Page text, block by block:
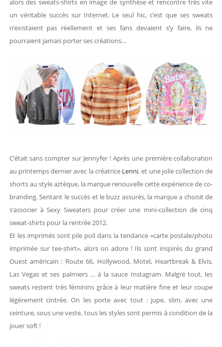
alors des sweats-shirts en image de synthèse et rencontre très vite
un véritable succès sur Internet. Le seul hic, c’est que ses sweats
n’existaient pas réellement et ses fans devaient s’y faire, ils ne
pourraient jamais porter ses créations…
C’était sans compter sur Jennyfer ! Après une première collaboration
au printemps dernier avec la créatrice Lenni, et une jolie collection de
shorts au style aztèque, la marque renouvelle cette expérience de co-
branding. Sentant le succès et le buzz assurés, la marque a choisit de
s’associer à Sexy Sweaters pour créer une mini-collection de cinq
sweat-shirts pour la rentrée 2012.
Et les imprimés sont pile poil dans la tendance «carte postale/photo
imprimée sur tee-shirt», alors on adore ! Ils sont inspirés du grand
Ouest américain : Route 66, Hollywood, Motel, Heartbreak & Elvis,
Las Vegas et ses palmiers … à la sauce Instagram. Malgré tout, les
sweats restent très féminins grâce à leur matière fine et leur coupe
légèrement cintrée. On les porte avec tout : jupe, slim, avec une
ceinture, sous une veste, tous les styles sont permis à condition de la
jouer soft !